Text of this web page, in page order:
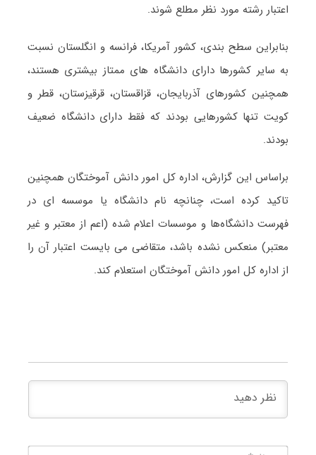
اعتبار رشته مورد نظر مطلع شوند.
بنابراین سطح بندی، کشور آمریکا، فرانسه و انگلستان نسبت
به سایر کشورها دارای دانشگاه های ممتاز بیشتری هستند،
همچنین کشورهای آذربایجان، قزاقستان، قرقیزستان، قطر و
کویت تنها کشورهایی بودند که فقط دارای دانشگاه ضعیف
بودند.
براساس این گزارش، اداره کل امور دانش آموختگان همچنین
تاکید کرده است، چنانچه نام دانشگاه یا موسسه ای در
فهرست دانشگاه‌ها و موسسات اعلام شده (اعم از معتبر و غیر
معتبر) منعکس نشده باشد، متقاضی می بایست اعتبار آن را
از اداره کل امور دانش آموختگان استعلام کند.